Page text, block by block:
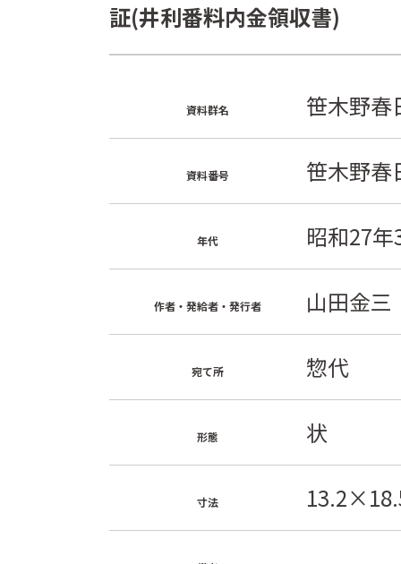
証(井利番料内金領収書)
資料群名 笹木野春
資料番号 笹木野春
年代 昭和27
作者・発給者・発行者 山田金三
宛て所 惣代
形態 状
寸法